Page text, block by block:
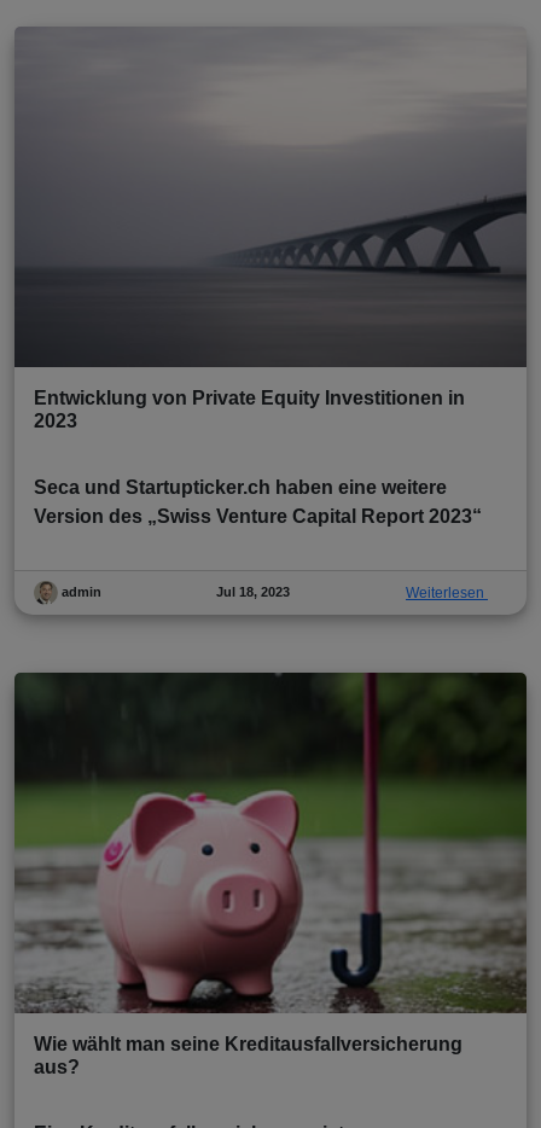
Entwicklung von Private Equity Investitionen in
2023
Seca und Startupticker.ch haben eine weitere
Version des „Swiss Venture Capital Report 2023“
admin Jul 18, 2023 Weiterlesen
Wie wählt man seine Kreditausfallversicherung
aus?